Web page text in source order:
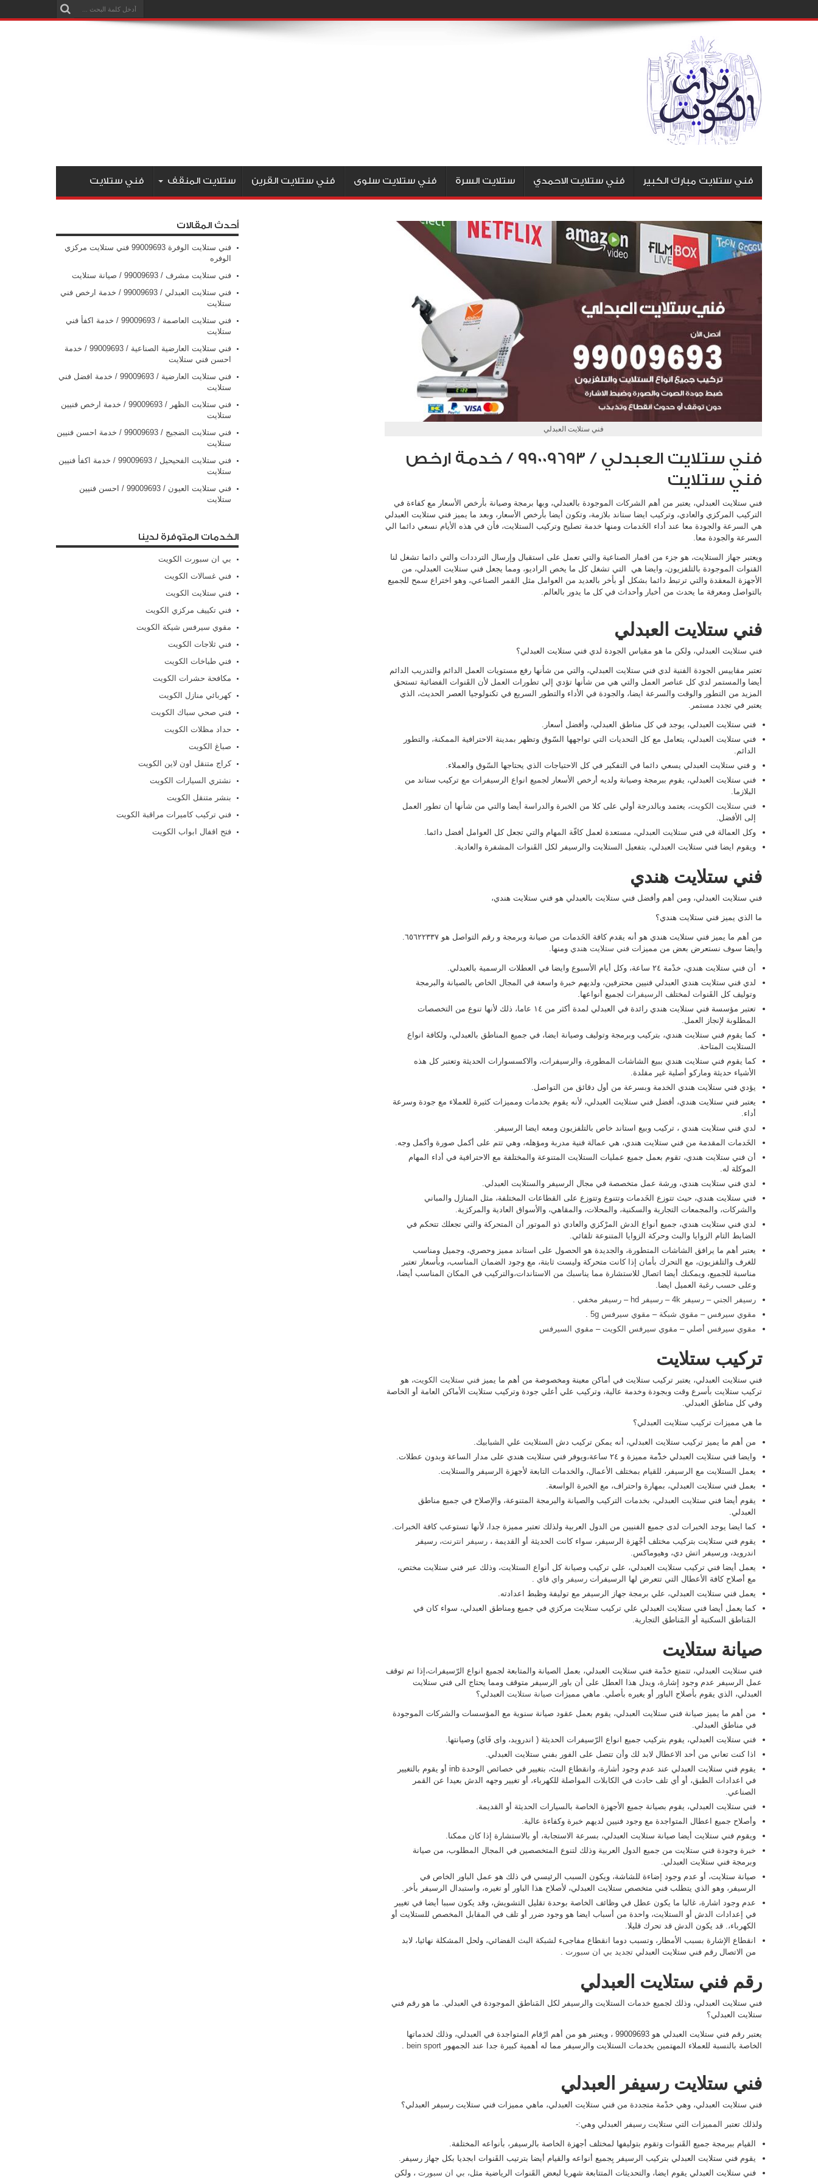
فني ستلايت مبارك الكبير فني ستلايت الاحمدي ستلايت السرة فني ستلايت سلوى فني ستلايت القرين ستلايت المنقف فني ستلايت
فني ستلايت العبدلي
فني ستلايت العبدلي / 99009693 / خدمة ارخص
فني ستلايت
فني ستلايت العبدلي، يعتبر من أهم الشركات الموجودة بالعبدلي، وبها برمجة وصيانة بأرخص الأسعار مع كفاءة في
التركيب المركزي والعادي، وتركيب ايضا ستاند بلازمة، وتكون أيضا بأرخص الأسعار، وبعد ما يميز فني ستلايت العبدلي
هي السرعة والجودة معا عند أداء الخَدمات ومنها خدمة تصليح وتركيب الستلايت، فأن في هذه الأيام نسعي دائما الي
السرعة والجودة معا.
ويعتبر جهاز الستلايت، هو جزء من اقمار الصناعية والتي تعمل على استقبال وإرسال الترددات والتي دائما تشغل لنا
القنوات الموجودة بالتلفزيون، وايضا هي التي تشغل كل ما يخص الراديو، ومما يجعل فني ستلايت العبدلي، من
الأجهزة المعقدة والتي ترتبط دائما بشكل أو بأخر بالعديد من العوامل مثل القمر الصناعي، وهو اختراع سمح للجميع
بالتواصل ومعرفة ما يحدث من أخبار وأحداث في كل ما يدور بالعالم.
فني ستلايت العبدلي
فني ستلايت العبدلي، ولكن ما هو مقياس الجودة لدي فني ستلايت العبدلي؟
تعتبر مقاييس الجودة الفنية لدي فني ستلايت العبدلي، والتي من شأنها رفع مستويات العمل الدائم والتدريب الدائم
أيضا والمستمر لدي كل عناصر العمل والتي هي من شأنها تؤدي إلي تطورات العمل لأن القَنوات الفضائية تستحق
المزيد من التطور والوقت والسرعة ايضا، والجودة في الأداء والتطور السريع في تكنولوجيا العصر الحديث، الذي
يعتبر في تجدد مستمر.
فني ستلايت العبدلي، يوجد في كل مناطق العبدلي، وأفضل أسعار.
فني ستلايت العبدلي، يتعامل مع كل التحديات التي تواجهها السّوق وتظهر بمدينة الاحترافية الممكنة، والتطور
الدائم.
و فني ستلايت العبدلي يسعي دائما في التفكير في كل الاحتياجات الذي يحتاجها السّوق والعملاء.
فني ستلايت العبدلي، يقوم ببرمجة وصيانة ولديه أرخص الأسعار لجميع انواع الرسيفرات مع تركيب ستاند من
البلازما.
فني ستلايت الكويت، يعتمد وبالدرجة أولي على كلا من الخبرة والدراسة أيضا والتي من شأنها أن تطور العمل
إلى الأفضل.
وكل العمالة في فني ستلايت العبدلي، مستعدة لعمل كافّة المهام والتي تجعل كل العوامل أفضل دائما.
ويقوم ايضا فني ستلايت العبدلي، بتفعيل الستلايت والرسيفر لكل القَنوات المشفرة والعادية.
فني ستلايت هندي
فني ستلايت العبدلي، ومن أهم وأفضل فني ستلايت بالعبدلي هو فني ستلايت هندي،
ما الذي يميز فني ستلايت هندي؟
من أهم ما يميز فني ستلايت هندي هو أنه يقدم كافة الخَدمات من صيانة وبرمجة و رقم التواصل هو ٦٥٦٢٢٣٣٧.
وأيضا سوف نستعرض بعض من مميزات فني ستلايت هندي ومنها.
أن فني ستلايت هندي، خدْمة ٢٤ ساعة، وكل أيام الأسبوع وايضا في العطلات الرسمية بالعبدلي.
لدي فني ستلايت هندي العبدلي فنيين محترفين، ولديهم خبرة واسعة في المجال الخاص بالصيانة والبرمجة
وتوليف كل القَنوات لمختلف
الرسيفرات لجميع أنواعها.
تعتبر مؤسسة فني ستلايت هندي رائدة في العبدلي لمدة أكثر من ١٤ عاما، ذلك لأنها تنوع من التخصصات
المطلوبة لإنجاز العمل.
كما يقوم فني ستلايت هندي، بتركيب وبرمجة وتوليف وصيانة ايضا، في جميع المناطق بالعبدلي، ولكافة انواع
الستلايت المتاحة.
كما يقوم فني ستلايت هندي ببيع الشاشات المطورة، والرسيفرات، والاكسسوارات الحديثة وتعتبر كل هذه
الأشياء حديثة وماركو أصلية غير مقلدة.
يؤدي فني ستلايت هندي الخدمة وبسرعة من أول دقائق من التواصل.
يعتبر فني ستلايت هندي، أفضل فني ستلايت العبدلي، لأنه يقوم بخدمات ومميزات كثيرة للعملاء مع جودة وسرعة
أداء.
لدي فني ستلايت هندي ، تركيب وبيع استاند خاص بالتلفزيون ومعه ايضا الرسيفر.
الخَدمات المقدمة من فني ستلايت هندي، هي عمالة فنية مدربة ومؤهله، وهي تتم على أكمل صورة وأكمل وجه.
أن فني ستلايت هندي، تقوم بعمل جميع عمليات الستلايت المتنوعة والمختلفة مع الاحترافية في أداء المهام
الموكلة له.
لدي فني ستلايت هندي، ورشة عمل متخصصة في مجال الرسيفر والستلايت العبدلي.
فني ستلايت هندي، حيث تتوزع الخَدمات وتتنوع وتتوزع على القطاعات المختلفة، مثل المنازل والمباني
والشركات، والمجمعات التجارية والسكنية، والمحلات، والمقاهي، والأسواق العادية والمركزية.
لدي فني ستلايت هندي، جميع أنواع الدش المرْكزي والعادي ذو الموتور أن المتحركة والتي تجعلك تتحكم في
الضابط التام الزوايا والبث وحركة الزوايا المتنوعة تلقائي.
يعتبر أهم ما يرافق الشاشات المتطورة، والجديدة هو الحصول على استاند مميز وحصري، وجميل ومناسب
للغرف والتلفزيون، مع التحرك بأمان إذا كانت متحركة وليست ثابتة، مع وجود الضمان المناسب، وبأسعار تعتبر
مناسبة للجميع، ويمكنك أيضا اتصال للاستشارة مما يناسبك من الاستاندات،والتركيب في المكان المناسب أيضا،
وعلى حسب رغبة العميل ايضا.
رسيفر الجني – رسيفر 4k – رسيفر hd – رسيفر مخفي .
مقوي سيرفس – مقوي شبكة – مقوي سيرفس 5g
.
مقوي سيرفس أصلي – مقوي سيرفس الكويت – مقوي السيرفس
تركيب ستلايت
فني ستلايت العبدلي، يعتبر تركيب ستلايت في أماكن معينة ومخصوصة من أهم ما يميز فني ستلايت الكويت، هو
تركيب ستلايت بأسرع وقت وبجودة وخدمة عالية، وتركيب علي أعلي جودة وتركيب ستلايت الأماكن العامة أو الخاصة
وفي كل مناطق العبدلي.
ما هي مميزات تركيب ستلايت العبدلي؟
من أهم ما يميز تركيب ستلايت العبدلي، أنه يمكن تركيب دش الستلايت علي الشبابيك.
وايضا فني ستلايت العبدلي خدْْمة مميزة و ٢٤ ساعة،ويوفر فني ستلايت هندي على مدار الساعة وبدون عطلات.
يعمل الستلايت مع الرسيفر، للقيام بمختلف الأعمال، والخدمات التابعة لأجهزة الرسيفر والستلايت.
بعمل فني ستلايت العبدلي، بمهارة واحتراف، مع الخبرة الواسعة.
يقوم أيضا فني ستلايت العبدلي، بخدمات التركيب والصيانة والبرمجة المتنوعة، والإصلاح في جميع مناطق
العبدلي.
كما ايضا يوجد الخبرات لدى جميع الفنيين من الدول العربية ولذلك تعتبر مميزة جدا، لأنها تستوعب كافة الخبرات.
يقوم فني ستلايت بتركيب مختلف أجْهزة الرسيفر، سواء كانت الحديثة أو القديمة ، رسيفر انترنت، رسيفر
اندرويد، ورسيفر اتش دي، وهيوماكس.
يعمل أيضا فني تركيب ستلايت العبدلي، علي تركيب وصيانة كل أنواع الستلايت، وذلك عبر فني ستلايت مختص،
مع أصلاح كافة الأعطال التي تتعرض لها الرسيفرات رسيفر واي فاي .
يعمل فني ستلايت العبدلي، علي برمجة جهاز الرسيفر مع توليفة وظبط اعدادته.
كما يعمل أيضا فني ستلايت العبدلي علي تركيب ستلايت مركزي في جميع ومناطق العبدلي، سواء كان في
المَناطق السكنية أو المَناطق التجارية.
صيانة ستلايت
فني ستلايت العبدلي، تتمتع خدْمة فني ستلايت العبدلي، بعمل الصيانة والمتابعة لجميع انواع الرّسيفرات،إذا تم توقف
عمل الرسيفر عدم وجود إشارة، ويدل هذا العطل على أن باور الرسيفر متوقف ومما يحتاج الى فني ستلايت
العبدلي، الذي يقوم بأصلاح الباور أو يغيره بأصلي. ماهي مميزات صيانة ستلايت العبدلي؟
من أهم ما يميز صيانة فني ستلايت العبدلي، يقوم بعمل عقود صيانة سنوية مع المؤسسات والشركات الموجودة
في مناطق العبدلي.
فني ستلايت العبدلي، يقوم بتركيب جميع انواع الرّسيفرات الحديثة ( اندرويد، واى فَاي) وصيانتها.
اذا كنت تعاني من أحد الاعطال لابد لك وأن تتصل على الفور بفني ستلايت العبدلي.
يقوم فني ستلايت العبدلي عند عدم وجود أشارة، وانقطاع البث، بتغيير في خصائص الوحدة inb أو يقوم بالتغيير
في اعدادات الطبق، أو أي تلف حادث في الكابلات المواصلة للكهرباء، أو تغيير وجهه الدش بعيدا عن القمر
الصناعي.
فني ستلايت العبدلي، يقوم بصيانة جميع الأجهزة الخاصة بالسيارات الحديثة أو القديمة.
وأصلاح جميع اعطال المتواجدة مع وجود فنيين لديهم خبرة وكفاءة عالية.
ويقوم فني ستلايت أيضا صيانة ستلايت العبدلي، بسرعة الاستجابة، أو بالاستشارة إذا كان ممكنا.
خبرة وجودة فني ستلايت من جميع الدول العربية وذلك لتنوع المتخصصين في المجال المطلوب، من صيانة
وبرمجة فني ستلايت العبدلي.
صيانة ستلايت، أو عدم وجود إضاءة للشاشة، ويكون السبب الرئيسي في ذلك هو عمل الباور الخاص في
الرسيفر، وهو الذي يتطلب فني متخصص ستلايت العبدلي، لأصلاح هذا الباور أو تغيره، واستبدال الرسيفر بأخر.
عدم وجود اشارة، غالبا ما يكون عطل في وظائف الخاصة بوحدة تقليل التشويش، وقد يكون سببا أيضا في تغيير
في إعدادات الدش أو الستلايت، واحدة من أسباب ايضا هو وجود ضرر أو تلف في المقابل المخصص للستلايت أو
الكهرباء،. قد يكون الدش قد تحرك قليلا.
انقطاع الإشارة بسبب الأمطار، وتسبب دوما انقطاع مفاجىء لشبكة البث الفضائي، ولحل المشكلة نهائيا، لابد
من الاتصال رقم فني ستلايت العبدلي تجديد بي ان سبورت .
رقم فني ستلايت العبدلي
فني ستلايت العبدلي، وذلك لجميع خدمات الستلايت والرسيفر لكل المَناطق الموجودة في العبدلي. ما هو رقم فني
ستلايت العبدلي؟
يعتبر رقم فني ستلايت العبدلي هو 99009693 ، ويعتبر هو من أهم ارْقام المتواجدة في العبدلي، وذلك لخدماتها
الخاصة بالنسبة للعملاء المهتمين بخدمات الستلايت والرسيفر مما له أهمية كبيرة جدا عند الجمهور bein sport
.
فني ستلايت رسيفر العبدلي
فني ستلايت العبدلي، وهي خدْمة متجددة من فني ستلايت العبدلي، ماهي مميزات فني ستلايت رسيفر العبدلي؟
ولذلك تعتبر المميزات التي ستلايت رسيفر العبدلي وهي:-
القيام ببرمجة جميع القَنوات وتقوم بتوليفها لمختلف أجهزة الخاصة بالرسيفر، بأنواعه المختلفة.
يقوم فني ستلايت العبدلي بتركيب الرسيفر بِجميع أنواعه والقيام أيضا بترتيب القَنوات ابجديا بكل جهاز رسيفر.
فني ستلايت العبدلي يقوم ايضا، والتحديثات المتتابعة شهريا لبعض القَنوات الرياضية مثل، بي ان سبورت ، ولكن
أحدث المقالات
فني ستلايت الوفرة 99009693 فني ستلايت مركزي
الوفره
فني ستلايت مشرف / 99009693 / صيانة ستلايت
فني ستلايت العبدلي / 99009693 / خدمة ارخص فني
ستلايت
فني ستلايت العاصمة / 99009693 / خدمة اكفأ فني
ستلايت
فني ستلايت العارضية الصناعية / 99009693 / خدمة
احسن فني ستلايت
فني ستلايت العارضية / 99009693 / خدمة افضل فني
ستلايت
فني ستلايت الظهر / 99009693 / خدمة ارخص فنيين
ستلايت
فني ستلايت الضجيج / 99009693 / خدمة احسن فنيين
ستلايت
فني ستلايت الفحيحيل / 99009693 / خدمة اكفأ فنيين
ستلايت
فني ستلايت العيون / 99009693 / احسن فنيين
ستلايت
الخدمات المتوفرة لدينا
بي ان سبورت الكويت
فني غسالات الكويت
فني ستلايت الكويت
فني تكييف مركزي الكويت
مقوي سيرفس شيكة الكويت
فني ثلاجات الكويت
فني طباخات الكويت
مكافحة حشرات الكويت
كهربائي منازل الكويت
فني صحي سباك الكويت
حداد مظلات الكويت
صباغ الكويت
كراج متنقل اون لاين الكويت
نشتري السيارات الكويت
بنشر متنقل الكويت
فني تركيب كاميرات مراقبة الكويت
فتح اقفال ابواب الكويت